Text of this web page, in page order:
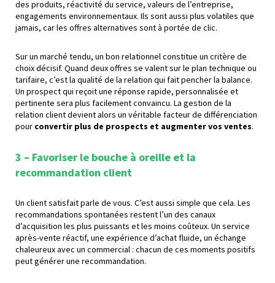
des produits, réactivité du service, valeurs de l’entreprise,
engagements environnementaux. Ils sont aussi plus volatiles que
jamais, car les offres alternatives sont à portée de clic.
Sur un marché tendu, un bon relationnel constitue un critère de
choix décisif. Quand deux offres se valent sur le plan technique ou
tarifaire, c’est la qualité de la relation qui fait pencher la balance.
Un prospect qui reçoit une réponse rapide, personnalisée et
pertinente sera plus facilement convaincu. La gestion de la
relation client devient alors un véritable facteur de différenciation
pour convertir plus de prospects et augmenter vos ventes.
3 – Favoriser le bouche à oreille et la
recommandation client
Un client satisfait parle de vous. C’est aussi simple que cela. Les
recommandations spontanées restent l’un des canaux
d’acquisition les plus puissants et les moins coûteux. Un service
après-vente réactif, une expérience d’achat fluide, un échange
chaleureux avec un commercial : chacun de ces moments positifs
peut générer une recommandation.